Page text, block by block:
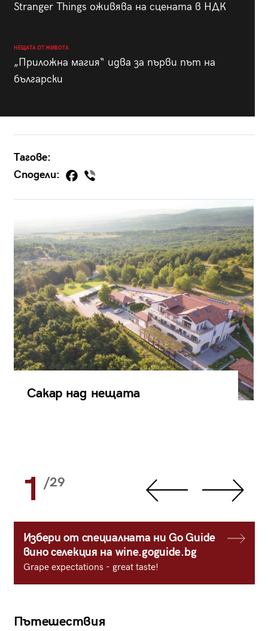
Stranger Things оживява на сцената в НДК
НЕЩАТА ОТ ЖИВОТА
„Приложна магия“ идва за първи път на
български
Тагове:
Сподели:
Сакар над нещата
1 /29
Избери от специалната ни Go Guide
вино селекция на wine.goguide.bg
Grape expectations - great taste!
Пътешествия